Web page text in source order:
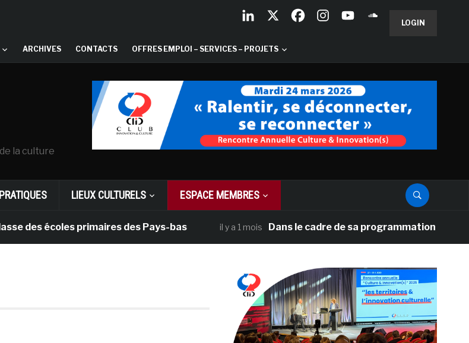
LOGIN
ARCHIVES CONTACTS OFFRES EMPLOI – SERVICES – PROJETS
la culture
PRATIQUES LIEUX CULTURELS ESPACE MEMBRES
écoles primaires des Pays-bas il y a 1 mois Dans le cadre de sa programmation américaine,